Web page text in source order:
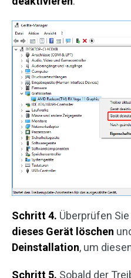
Schritt 4. Überprüfen Sie
dieses Gerät löschen
Deinstallation, um
Schritt 5. Sobald der